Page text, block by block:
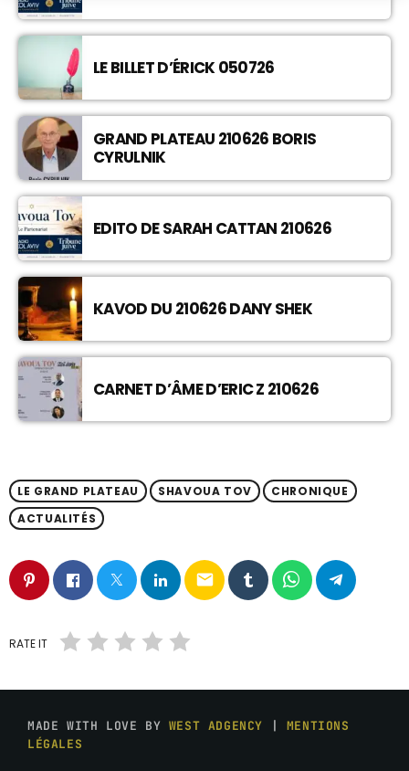
LE BILLET D’ÉRICK 050726
GRAND PLATEAU 210626 BORIS
CYRULNIK
EDITO DE SARAH CATTAN 210626
KAVOD DU 210626 DANY SHEK
CARNET D’ÂME D’ERIC Z 210626
LE GRAND PLATEAU SHAVOUA TOV
CHRONIQUE
ACTUALITÉS
email
RATE IT
MADE WITH LOVE BY WEST ADGENCY | MENTIONS
LÉGALES